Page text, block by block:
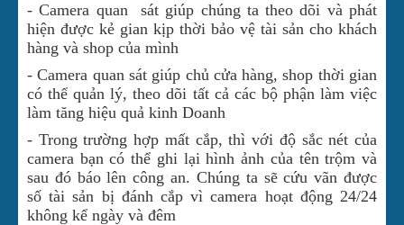
- Camera quan sát giúp chúng ta theo dõi và phát
hiện được kẻ gian kịp thời bảo vệ tài sản cho khách
hàng và shop của mình
- Camera quan sát giúp chủ cửa hàng, shop thời gian
có thể quản lý, theo dõi tất cả các bộ phận làm việc
làm tăng hiệu quả kinh Doanh
- Trong trường hợp mất cắp, thì với độ sắc nét của
camera bạn có thể ghi lại hình ảnh của tên trộm và
sau đó báo lên công an. Chúng ta sẽ cứu vãn được
số tài sản bị đánh cắp vì camera hoạt động 24/24
không kể ngày và đêm